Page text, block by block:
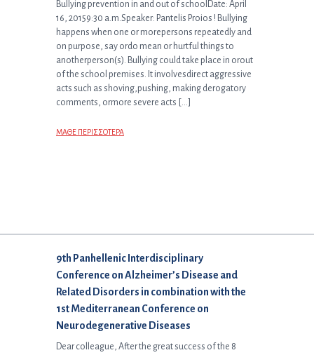
Bullying prevention in and out of schoolDate: April
16, 20159:30 a.m.Speaker: Pantelis Proios ! Bullying
happens when one or morepersons repeatedly and
on purpose, say ordo mean or hurtful things to
anotherperson(s). Bullying could take place in orout
of the school premises. It involvesdirect aggressive
acts such as shoving,pushing, making derogatory
comments, ormore severe acts […]
ΜΑΘΕ ΠΕΡΙΣΣΟΤΕΡΑ
Επόμενο άρθρο:
9th Panhellenic Interdisciplinary
Conference on Alzheimer’s Disease and
Related Disorders in combination with the
1st Mediterranean Conference on
Neurodegenerative Diseases
Dear colleague, After the great success of the 8